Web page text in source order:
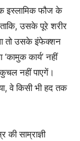
इस्लामिक फौज के
उसके पूरे शरीर
तो उसके इंफेक्शन
कार्य’ नहीं
नहीं पाएगें।
वे किसी भी हद तक
साम्राज्ञी